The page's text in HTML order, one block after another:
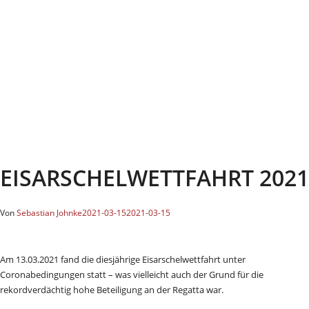
EISARSCHELWETTFAHRT 2021
VonSebastian Johnke2021-03-152021-03-15
Am 13.03.2021 fand die diesjährige Eisarschelwettfahrt unter
Coronabedingungen statt – was vielleicht auch der Grund für die
rekordverdächtig hohe Beteiligung an der Regatta war.